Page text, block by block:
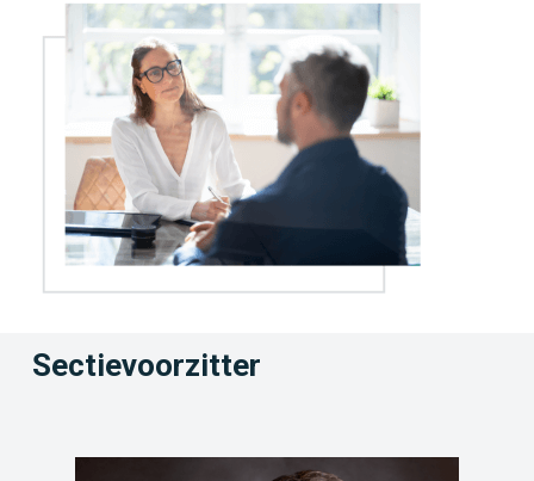
Sectievoorzitter